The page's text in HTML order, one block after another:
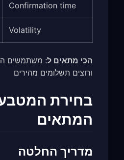
Confirmation time
Volatility
הכי מתאים ל
ורוצים תשלומים מהירים
בחירת
המתאים
מדריך החלטה